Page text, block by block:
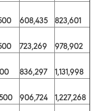
608,435
823,601
723,269
978,902
836,297
1,131,998
906,724
1,227,268